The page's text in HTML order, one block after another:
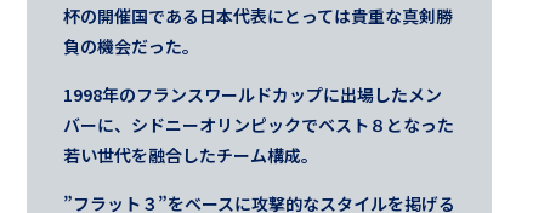
杯の開催国である日本代表にとっては貴重な真剣勝
負の機会だった。
1998年のフランスワールドカップに出場したメン
バーに、シドニーオリンピックでベスト８となった
若い世代を融合したチーム構成。
”フラット３”をベースに攻撃的なスタイルを掲げる